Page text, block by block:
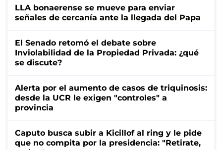
LLA bonaerense se mueve para enviar
señales de cercanía ante la llegada del Papa
El Senado retomó el debate sobre
Inviolabilidad de la Propiedad Privada: ¿qué
se discute?
Alerta por el aumento de casos de triquinosis:
desde la UCR le exigen "controles" a
provincia
Caputo busca subir a Kicillof al ring y le pide
que no compita por la presidencia: "Retirate,